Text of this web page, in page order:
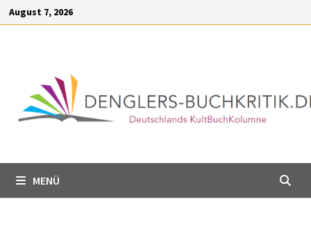
springen
August 7, 2026
MENÜ